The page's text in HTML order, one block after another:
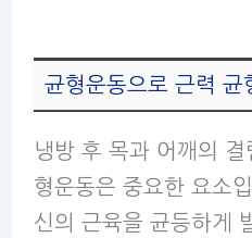
균형운동으로 근력 균
냉방 후 목과 어깨의
형운동은 중요한 요소
신의 근육을 균등하게